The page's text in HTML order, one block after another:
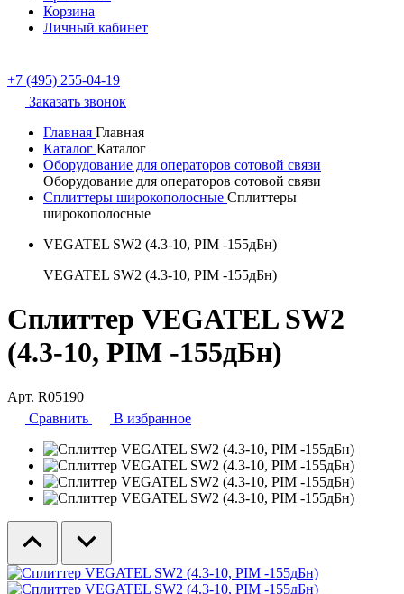
Корзина
Личный кабинет
+7 (495) 255-04-19
Заказать звонок
Главная Главная
Каталог Каталог
Оборудование для операторов сотовой связи
Оборудование для операторов сотовой связи
Сплиттеры широкополосные Сплиттеры
широкополосные
VEGATEL SW2 (4.3-10, PIM -155дБн)
VEGATEL SW2 (4.3-10, PIM -155дБн)
Сплиттер VEGATEL SW2
(4.3-10, PIM -155дБн)
Арт. R05190
Сравнить
В избранное